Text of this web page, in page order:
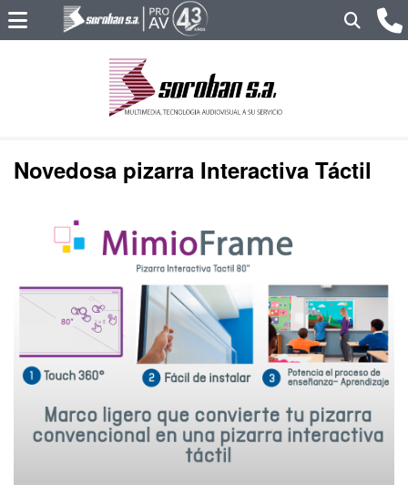
Novedosa pizarra Interactiva Táctil